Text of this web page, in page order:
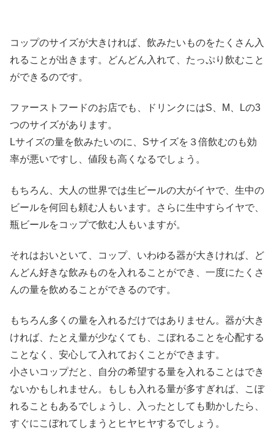
コップのサイズが大きければ、飲みたいものをたくさん入
れることが出きます。どんどん入れて、たっぷり飲むこと
ができるのです。
ファーストフードのお店でも、ドリンクにはS、M、Lの3
つのサイズがあります。
Lサイズの量を飲みたいのに、Sサイズを３倍飲むのも効
率が悪いですし、値段も高くなるでしょう。
もちろん、大人の世界では生ビールの大がイヤで、生中の
ビールを何回も頼む人もいます。さらに生中すらイヤで、
瓶ビールをコップで飲む人もいますが。
それはおいといて、コップ、いわゆる器が大きければ、ど
んどん好きな飲みものを入れることができ、一度にたくさ
んの量を飲めることができるのです。
もちろん多くの量を入れるだけではありません。器が大き
ければ、たとえ量が少なくても、こぼれることを心配する
ことなく、安心して入れておくことができます。
小さいコップだと、自分の希望する量を入れることはでき
ないかもしれません。もしも入れる量が多すぎれば、こぼ
れることもあるでしょうし、入ったとしても動かしたら、
すぐにこぼれてしまうとヒヤヒヤするでしょう。